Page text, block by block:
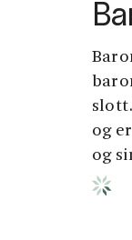
og
og